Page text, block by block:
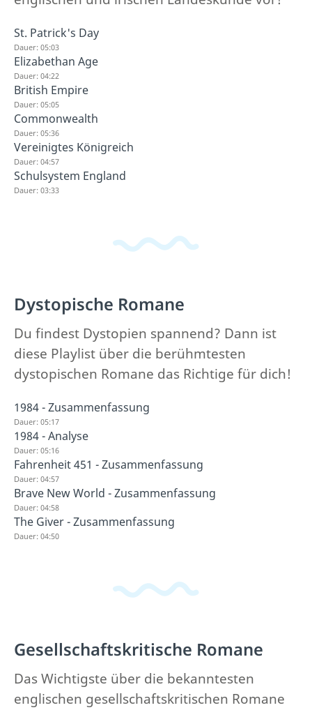
St. Patrick's Day
Dauer: 05:03
Elizabethan Age
Dauer: 04:22
British Empire
Dauer: 05:05
Commonwealth
Dauer: 05:36
Vereinigtes Königreich
Dauer: 04:57
Schulsystem England
Dauer: 03:33
Dystopische Romane
Du findest Dystopien spannend? Dann ist
diese Playlist über die berühmtesten
dystopischen Romane das Richtige für dich!
1984 - Zusammenfassung
Dauer: 05:17
1984 - Analyse
Dauer: 05:16
Fahrenheit 451 - Zusammenfassung
Dauer: 04:57
Brave New World - Zusammenfassung
Dauer: 04:58
The Giver - Zusammenfassung
Dauer: 04:50
Gesellschaftskritische Romane
Das Wichtigste über die bekanntesten
englischen gesellschaftskritischen Romane